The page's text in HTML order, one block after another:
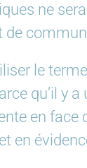
ne
de
le
qu’il y a
en face
en